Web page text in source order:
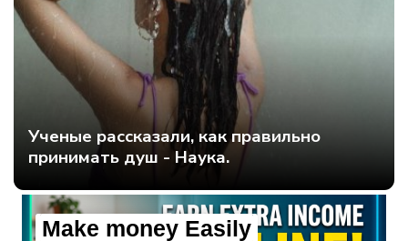
Ученые рассказали, как правильно
принимать душ - Наука.
Make money Easily